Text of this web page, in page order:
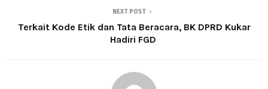
NEXT POST
Terkait Kode Etik dan Tata Beracara, BK DPRD Kukar
Hadiri FGD